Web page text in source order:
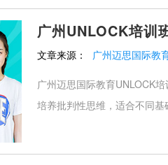
广州UNLOCK培训
文章来源： 广州迈思国际教
广州迈思国际教育UNLOCK
培养批判性思维，适合不同